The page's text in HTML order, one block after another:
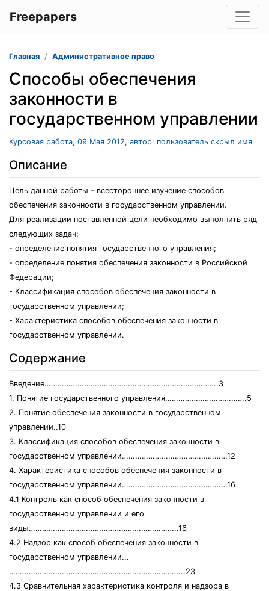
Freepapers
Главная Административное право
Способы обеспечения
законности в
государственном управлении
Курсовая работа, 09 Мая 2012, автор: пользователь скрыл имя
Описание
Цель данной работы – всестороннее изучение способов
обеспечения законности в государственном управлении.
Для реализации поставленной цели необходимо выполнить ряд
следующих задач:
- определение понятия государственного управления;
- определение понятия обеспечения законности в Российской
Федерации;
- Классификация способов обеспечения законности в
государственном управлении;
- Характеристика способов обеспечения законности в
государственном управлении.
Содержание
Введение…………………………………………………………………….3
1. Понятие государственного управления……………………………….5
2. Понятие обеспечения законности в государственном
управлении..10
3. Классификация способов обеспечения законности в
государственном управлении…………………………………………12
4. Характеристика способов обеспечения законности в
государственном управлении…………………………………………16
4.1 Контроль как способ обеспечения законности в
государственном управлении и его
виды…………………………………………………………..16
4.2 Надзор как способ обеспечения законности в
государственном управлении...
……………………………………………………………………..23
4.3 Сравнительная характеристика контроля и надзора в